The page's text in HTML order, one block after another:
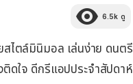
6.5k ดู
ไตล์มินิมอล เล่นง่าย ดนตรี
ดใจ ดีกรีแอปประจำสัปดาห์